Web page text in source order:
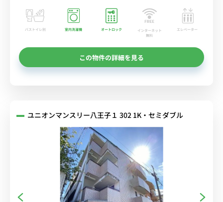
バストイレ別 室内洗濯機 オートロック
インターネット
無料
エレベーター
この物件の詳細を見る
ユニオンマンスリー八王子１ 302 1K・セミダブル